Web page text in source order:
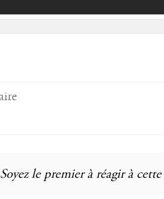
Soyez le premier à réagir à